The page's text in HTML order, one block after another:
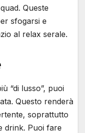
Queste
sfogarsi e
al relax serale.
“di lusso”, puoi
Questo renderà
soprattutto
drink. Puoi fare